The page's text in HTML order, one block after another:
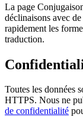
La page
déclinaisons avec
rapidement les
traduction.
Toutes les données
HTTPS. Nous ne
de confidentialité